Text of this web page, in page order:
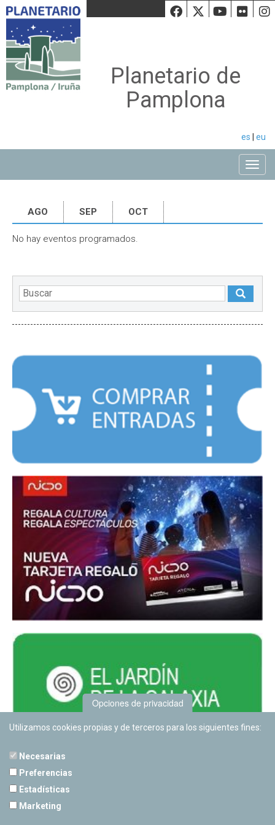
Facebook
Twiiter
Planetario de
Pamplona
es eu
AGO SEP OCT
No hay eventos programados.
Opciones de privacidad
Utilizamos cookies propias y de terceros para los siguientes fines:
Necesarias
Preferencias
Estadísticas
Marketing